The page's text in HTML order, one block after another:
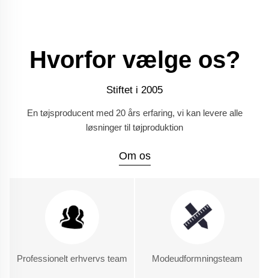
Hvorfor vælge os?
Stiftet i 2005
En tøjsproducent med 20 års erfaring, vi kan levere alle
løsninger til tøjproduktion
Om os
Professionelt erhvervs team Modeudformningsteam